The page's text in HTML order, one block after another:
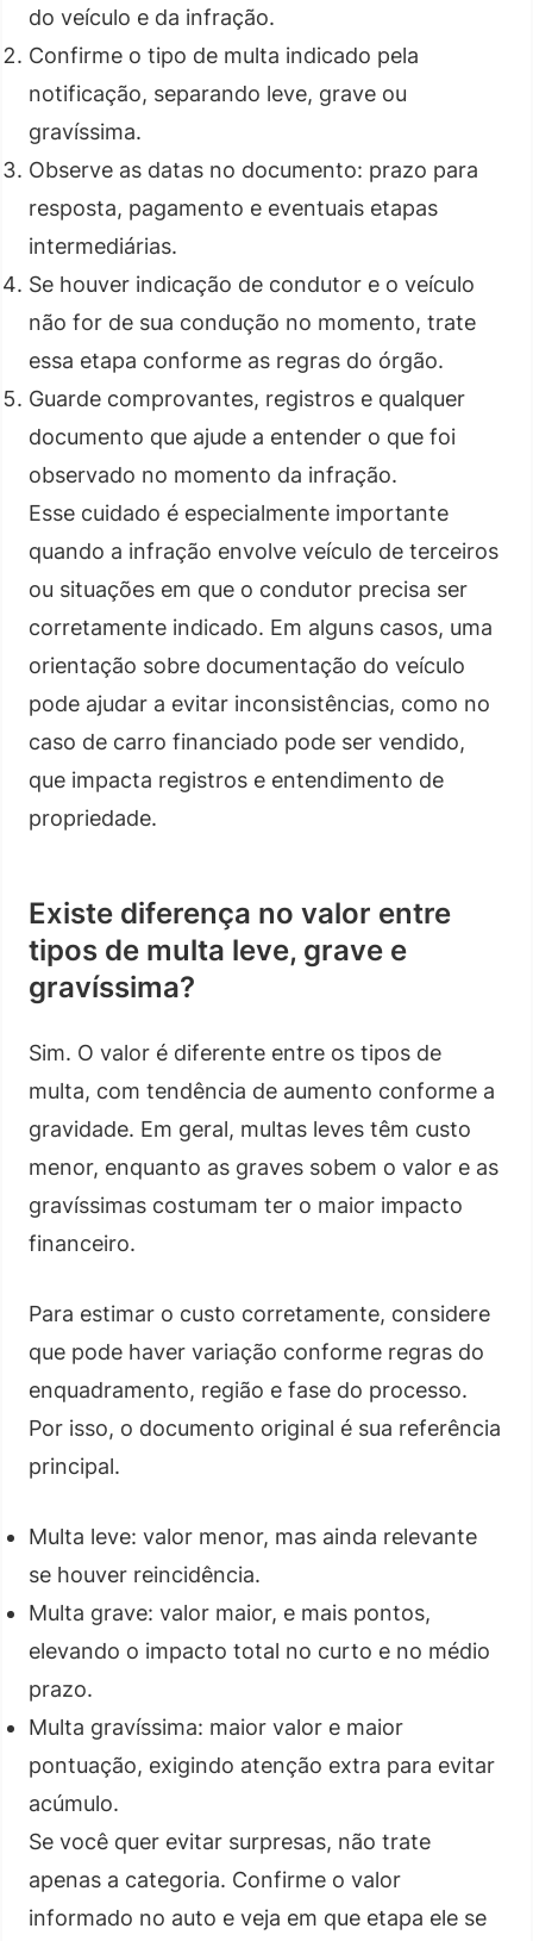
do veículo e da infração.
Confirme o tipo de multa indicado pela
notificação, separando leve, grave ou
gravíssima.
Observe as datas no documento: prazo para
resposta, pagamento e eventuais etapas
intermediárias.
Se houver indicação de condutor e o veículo
não for de sua condução no momento, trate
essa etapa conforme as regras do órgão.
Guarde comprovantes, registros e qualquer
documento que ajude a entender o que foi
observado no momento da infração.
Esse cuidado é especialmente importante
quando a infração envolve veículo de terceiros
ou situações em que o condutor precisa ser
corretamente indicado. Em alguns casos, uma
orientação sobre documentação do veículo
pode ajudar a evitar inconsistências, como no
caso de carro financiado pode ser vendido,
que impacta registros e entendimento de
propriedade.
Existe diferença no valor entre
tipos de multa leve, grave e
gravíssima?
Sim. O valor é diferente entre os tipos de
multa, com tendência de aumento conforme a
gravidade. Em geral, multas leves têm custo
menor, enquanto as graves sobem o valor e as
gravíssimas costumam ter o maior impacto
financeiro.
Para estimar o custo corretamente, considere
que pode haver variação conforme regras do
enquadramento, região e fase do processo.
Por isso, o documento original é sua referência
principal.
Multa leve: valor menor, mas ainda relevante
se houver reincidência.
Multa grave: valor maior, e mais pontos,
elevando o impacto total no curto e no médio
prazo.
Multa gravíssima: maior valor e maior
pontuação, exigindo atenção extra para evitar
acúmulo.
Se você quer evitar surpresas, não trate
apenas a categoria. Confirme o valor
informado no auto e veja em que etapa ele se